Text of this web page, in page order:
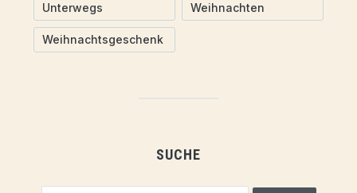
Unterwegs Weihnachten
Weihnachtsgeschenk
SUCHE